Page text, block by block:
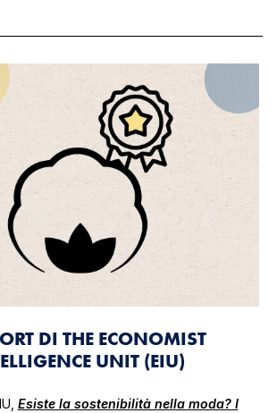
DI THE ECONOMIST
UNIT (EIU)
Esiste la sostenibilità nella moda? I